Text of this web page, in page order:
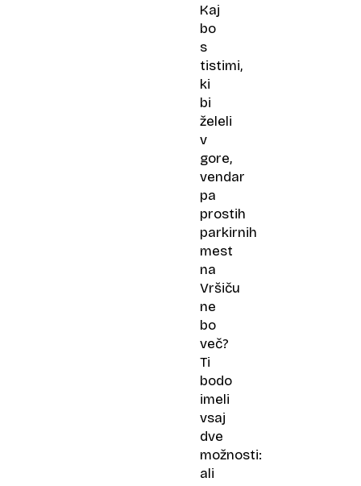
Kaj
bo
s
tistimi,
ki
bi
želeli
v
gore,
vendar
pa
prostih
parkirnih
mest
na
Vršiču
ne
bo
več?
Ti
bodo
imeli
vsaj
dve
možnosti:
ali